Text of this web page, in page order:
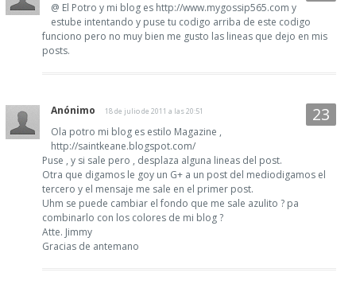
@ El Potro y mi blog es http://www.mygossip565.com y
estube intentando y puse tu codigo arriba de este codigo
funciono pero no muy bien me gusto las lineas que dejo en mis
posts.
Anónimo 18 de julio de 2011 a las 20:51
Ola potro mi blog es estilo Magazine ,
http://saintkeane.blogspot.com/
Puse , y si sale pero , desplaza alguna lineas del post.
Otra que digamos le goy un G+ a un post del mediodigamos el
tercero y el mensaje me sale en el primer post.
Uhm se puede cambiar el fondo que me sale azulito ? pa
combinarlo con los colores de mi blog ?
Atte. Jimmy
Gracias de antemano